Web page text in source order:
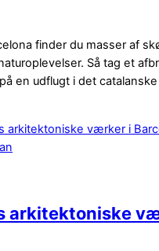
finder du masser af
Så tag et
en udflugt i det catalanske
arkitektoniske